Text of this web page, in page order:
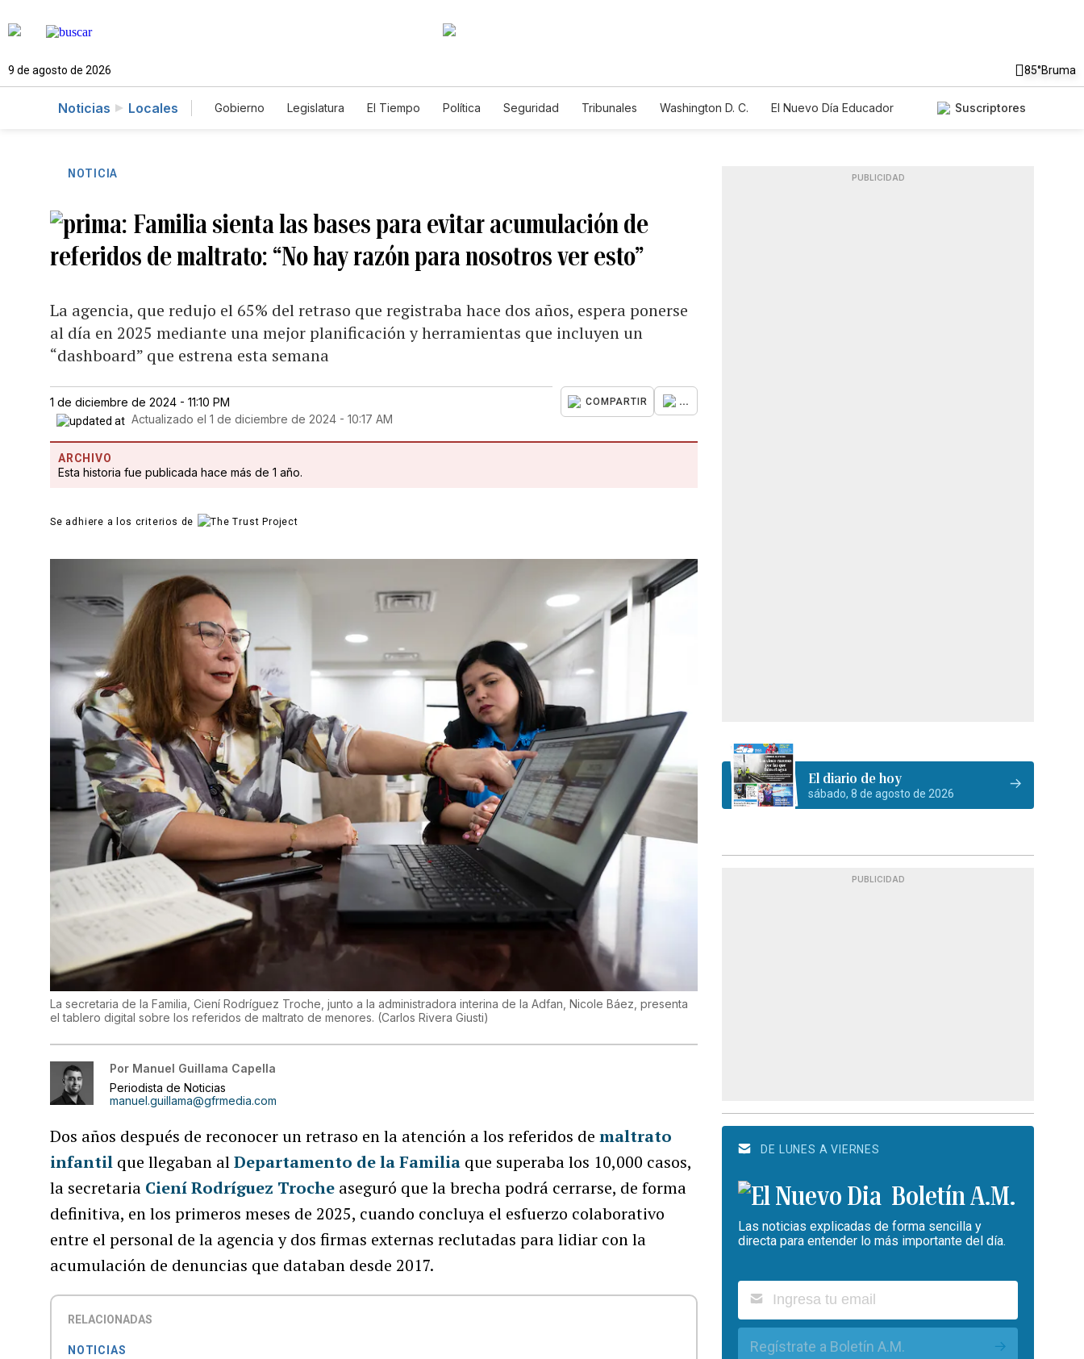
9 de agosto de 2026 85°Bruma
Noticias Locales Gobierno Legislatura El Tiempo Política Seguridad Tribunales Washington D. C.
El Nuevo Día Educador
Suscriptores
NOTICIA
Familia sienta las bases para evitar acumulación de
referidos de maltrato: “No hay razón para nosotros ver esto”
La agencia, que redujo el 65% del retraso que registraba hace dos años, espera ponerse
al día en 2025 mediante una mejor planificación y herramientas que incluyen un
“dashboard” que estrena esta semana
1 de diciembre de 2024 - 11:10 PM
Actualizado el1 de diciembre de 2024 - 10:17 AM
COMPARTIR ...
ARCHIVO
Esta historia fue publicada hace más de 1 año.
Se adhiere a los criterios de
La secretaria de la Familia, Ciení Rodríguez Troche, junto a la administradora interina de la Adfan, Nicole Báez, presenta
el tablero digital sobre los referidos de maltrato de menores. (Carlos Rivera Giusti)
Por Manuel Guillama Capella
Periodista de Noticias
manuel.guillama@gfrmedia.com
Dos años después de reconocer un retraso en la atención a los referidos demaltrato
infantil que llegaban alDepartamento de la Familia que superaba los 10,000 casos,
la secretaria Ciení Rodríguez Troche aseguró que la brecha podrá cerrarse, de forma
definitiva, en los primeros meses de 2025, cuando concluya el esfuerzo colaborativo
entre el personal de la agencia y dos firmas externas reclutadas para lidiar con la
acumulación de denuncias que databan desde 2017.
RELACIONADAS
NOTICIAS
PUBLICIDAD
El diario de hoy
sábado, 8 de agosto de 2026
PUBLICIDAD
DE LUNES A VIERNES
Boletín A.M.
Las noticias explicadas de forma sencilla y
directa para entender lo más importante del día.
Regístrate a Boletín A.M.